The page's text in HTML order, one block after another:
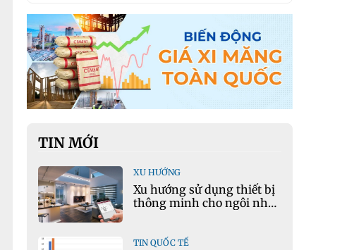
TIN MỚI
XU HƯỚNG
Xu hướng sử dụng thiết bị
thông minh cho ngôi nhà
TIN QUỐC TẾ